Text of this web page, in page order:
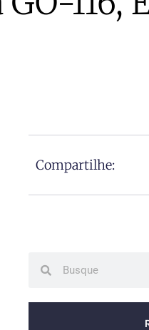
Compartilhe: